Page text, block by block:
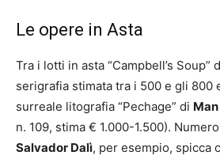
Le opere in Asta
Tra i lotti in asta “Campbell’s Soup”
serigrafia stimata tra i 500 e gli 800
surreale litografia “Pechage” di
n. 109, stima € 1.000-1.500).
Salvador Dalì, per esempio, spicca